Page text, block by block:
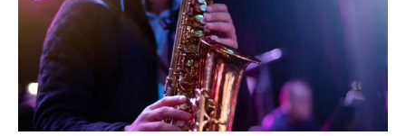
Melhores
Marcas
Saxofone
em